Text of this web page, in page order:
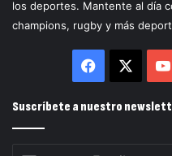
los deportes. Mantente al día
champions, rugby y más
Facebook
Suscríbete a nuestro